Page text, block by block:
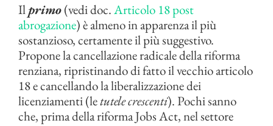
Ilprimo(vedi doc.Articolo 18 post
abrogazione) è almeno in apparenza il più
sostanzioso, certamente il più suggestivo.
Propone la cancellazione radicale della riforma
renziana, ripristinando di fatto il vecchio articolo
18 e cancellando la liberalizzazione dei
licenziamenti (letutele crescenti). Pochi sanno
che, prima della riforma Jobs Act, nel settore